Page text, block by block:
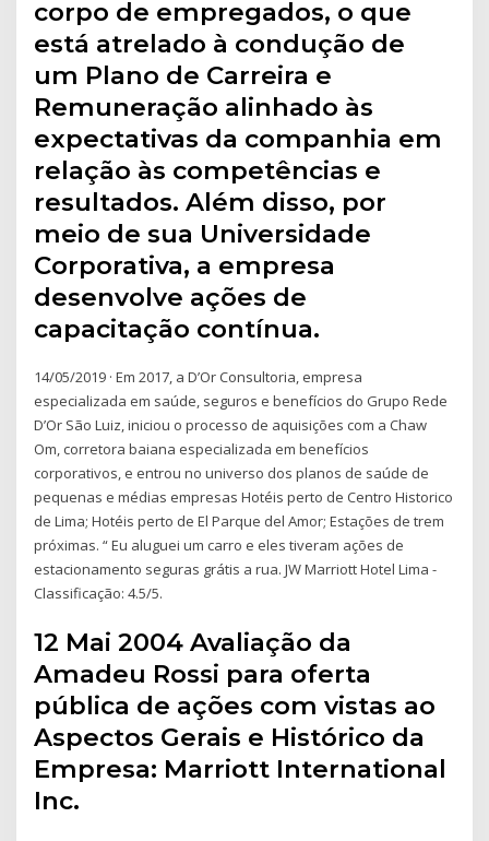
corpo de empregados, o que
está atrelado à condução de
um Plano de Carreira e
Remuneração alinhado às
expectativas da companhia em
relação às competências e
resultados. Além disso, por
meio de sua Universidade
Corporativa, a empresa
desenvolve ações de
capacitação contínua.
14/05/2019 · Em 2017, a D’Or Consultoria, empresa
especializada em saúde, seguros e benefícios do Grupo Rede
D’Or São Luiz, iniciou o processo de aquisições com a Chaw
Om, corretora baiana especializada em benefícios
corporativos, e entrou no universo dos planos de saúde de
pequenas e médias empresas Hotéis perto de Centro Historico
de Lima; Hotéis perto de El Parque del Amor; Estações de trem
próximas. “ Eu aluguei um carro e eles tiveram ações de
estacionamento seguras grátis a rua. JW Marriott Hotel Lima -
Classificação: 4.5/5.
12 Mai 2004 Avaliação da
Amadeu Rossi para oferta
pública de ações com vistas ao
Aspectos Gerais e Histórico da
Empresa: Marriott International
Inc.